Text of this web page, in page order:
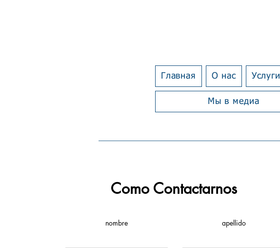
Главная О нас Услуги
Мы в медиа
Como Contactarnos
nombre apellido